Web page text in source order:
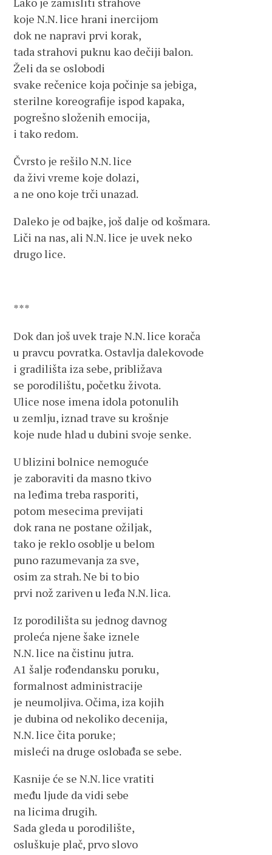
koje N.N. lice hrani inercijom
dok ne napravi prvi korak,
tada strahovi puknu kao dečiji balon.
Želi da se oslobodi
svake rečenice koja počinje sa jebiga,
sterilne koreografije ispod kapaka,
pogrešno složenih emocija,
i tako redom.
Čvrsto je rešilo N.N. lice
da živi vreme koje dolazi,
a ne ono koje trči unazad.
Daleko je od bajke, još dalje od košmara.
Liči na nas, ali N.N. lice je uvek neko
drugo lice.
***
Dok dan još uvek traje N.N. lice korača
u pravcu povratka. Ostavlja dalekovode
i gradilišta iza sebe, približava
se porodilištu, početku života.
Ulice nose imena idola potonulih
u zemlju, iznad trave su krošnje
koje nude hlad u dubini svoje senke.
U blizini bolnice nemoguće
je zaboraviti da masno tkivo
na leđima treba rasporiti,
potom mesecima previjati
dok rana ne postane ožiljak,
tako je reklo osoblje u belom
puno razumevanja za sve,
osim za strah. Ne bi to bio
prvi nož zariven u leđa N.N. lica.
Iz porodilišta su jednog davnog
proleća njene šake iznele
N.N. lice na čistinu jutra.
A1 šalje rođendansku poruku,
formalnost administracije
je neumoljiva. Očima, iza kojih
je dubina od nekoliko decenija,
N.N. lice čita poruke;
misleći na druge oslobađa se sebe.
Kasnije će se N.N. lice vratiti
među ljude da vidi sebe
na licima drugih.
Sada gleda u porodilište,
osluškuje plač, prvo slovo